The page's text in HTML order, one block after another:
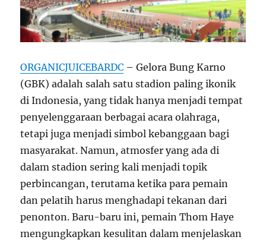
ORGANICJUICEBARDC – Gelora Bung Karno
(GBK) adalah salah satu stadion paling ikonik
di Indonesia, yang tidak hanya menjadi tempat
penyelenggaraan berbagai acara olahraga,
tetapi juga menjadi simbol kebanggaan bagi
masyarakat. Namun, atmosfer yang ada di
dalam stadion sering kali menjadi topik
perbincangan, terutama ketika para pemain
dan pelatih harus menghadapi tekanan dari
penonton. Baru-baru ini, pemain Thom Haye
mengungkapkan kesulitan dalam menjelaskan